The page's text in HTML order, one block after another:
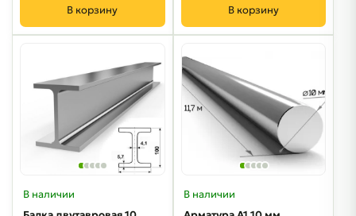
В корзину В корзину
В наличии
В наличии